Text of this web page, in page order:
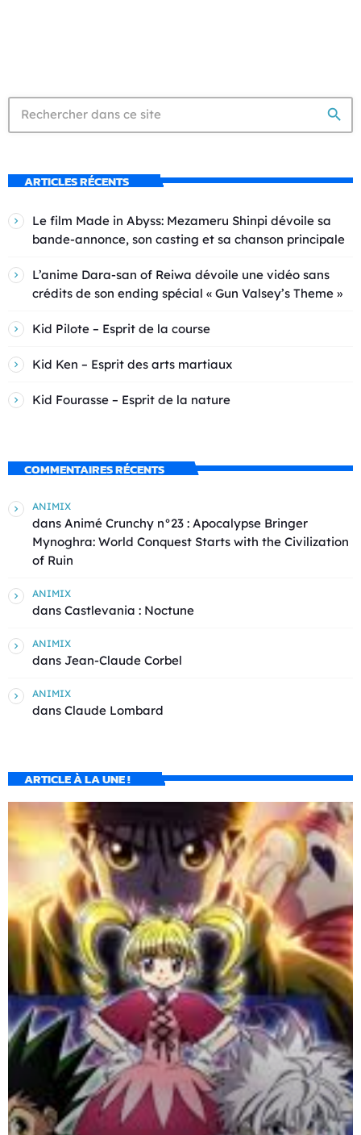
search
ARTICLES RÉCENTS
Le film Made in Abyss: Mezameru Shinpi dévoile sa
bande-annonce, son casting et sa chanson principale
L’anime Dara-san of Reiwa dévoile une vidéo sans
crédits de son ending spécial « Gun Valsey’s Theme »
Kid Pilote – Esprit de la course
Kid Ken – Esprit des arts martiaux
Kid Fourasse – Esprit de la nature
COMMENTAIRES RÉCENTS
ANIMIX
dans Animé Crunchy n°23 : Apocalypse Bringer
Mynoghra: World Conquest Starts with the Civilization
of Ruin
ANIMIX
dans Castlevania : Noctune
ANIMIX
dans Jean-Claude Corbel
ANIMIX
dans Claude Lombard
ARTICLE À LA UNE !